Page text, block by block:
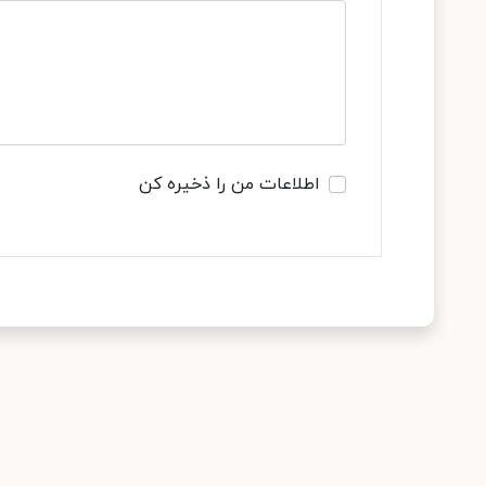
اطلاعات من را ذخیره کن